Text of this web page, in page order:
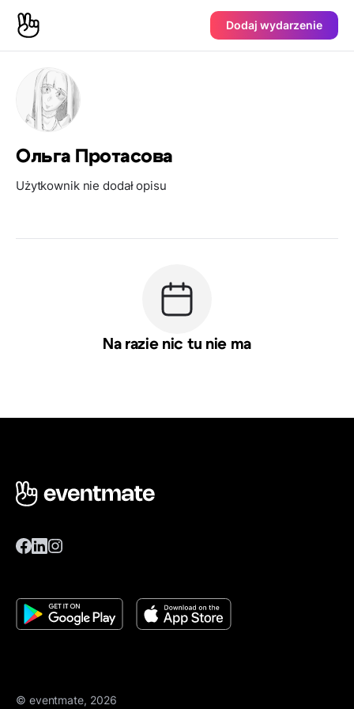
Dodaj wydarzenie
Ольга Протасова
Użytkownik nie dodał opisu
Na razie nic tu nie ma
© eventmate, 2026